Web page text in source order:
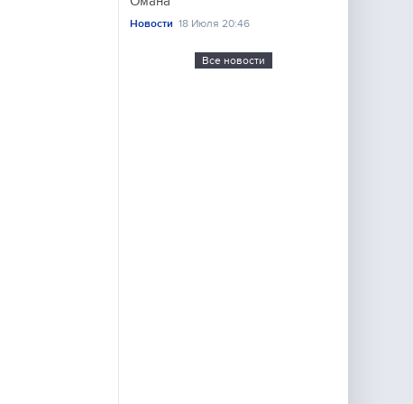
Новости 18 Июля 20:46
Все новости